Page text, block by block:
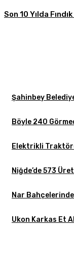
Son 10 Yılda
Şahinbey
Böyle 240
Elektrikli
Niğde’de 573
Nar
Ukon Karkas Et